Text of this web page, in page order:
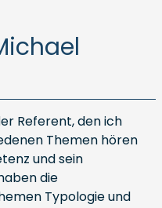
Referent, den ich
Themen hören
und sein
die
Typologie und